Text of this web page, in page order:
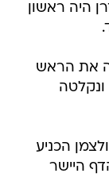
היה ראשון
את הראש
הכניע
היישר